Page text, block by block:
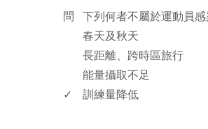
問
下列何者不屬於運動員
春天及秋天
長距離、跨時區旅行
能量攝取不足
✓
訓練量降低